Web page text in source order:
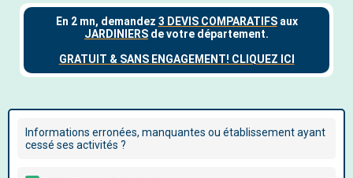
Informations erronées, manquantes ou établissement ayant
cessé ses activités ?